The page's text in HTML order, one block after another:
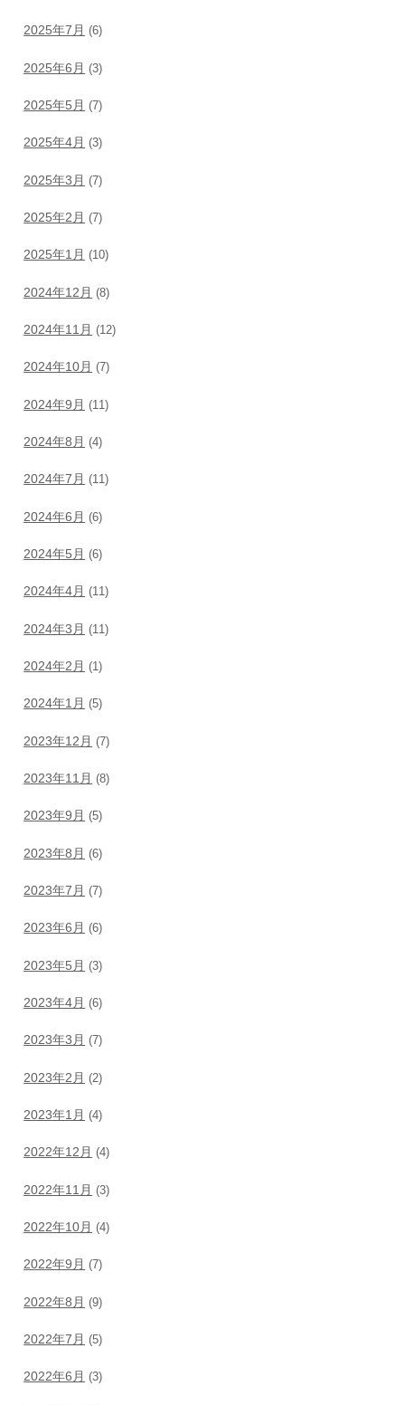
2025年7月 (6)
2025年6月 (3)
2025年5月 (7)
2025年4月 (3)
2025年3月 (7)
2025年2月 (7)
2025年1月 (10)
2024年12月 (8)
2024年11月 (12)
2024年10月 (7)
2024年9月 (11)
2024年8月 (4)
2024年7月 (11)
2024年6月 (6)
2024年5月 (6)
2024年4月 (11)
2024年3月 (11)
2024年2月 (1)
2024年1月 (5)
2023年12月 (7)
2023年11月 (8)
2023年9月 (5)
2023年8月 (6)
2023年7月 (7)
2023年6月 (6)
2023年5月 (3)
2023年4月 (6)
2023年3月 (7)
2023年2月 (2)
2023年1月 (4)
2022年12月 (4)
2022年11月 (3)
2022年10月 (4)
2022年9月 (7)
2022年8月 (9)
2022年7月 (5)
2022年6月 (3)